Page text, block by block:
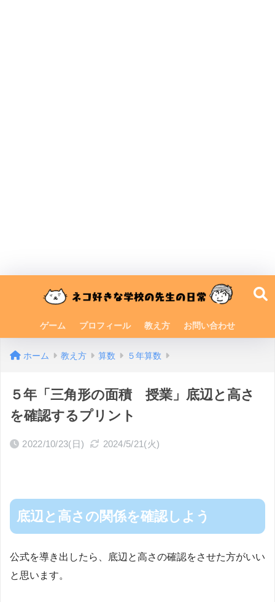
ゲーム プロフィール 教え方 お問い合わせ
ホーム 教え方 算数 ５年算数
５年「三角形の面積 授業」底辺と高さ
を確認するプリント
2022/10/23(日) 2024/5/21(火)
底辺と高さの関係を確認しよう
公式を導き出したら、底辺と高さの確認をさせた方がいい
と思います。